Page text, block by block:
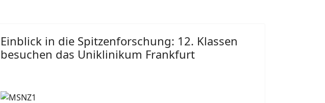
Einblick in die Spitzenforschung: 12. Klassen
besuchen das Uniklinikum Frankfurt